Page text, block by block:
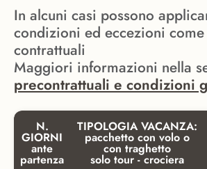
In alcuni casi possono
condizioni ed eccezioni
contrattuali
Maggiori informazioni nella
precontrattuali e condizioni
N.
GIORNI
ante
partenza
TIPOLOGIA VACANZA:
pacchetto con volo o
con traghetto
solo tour - crociera